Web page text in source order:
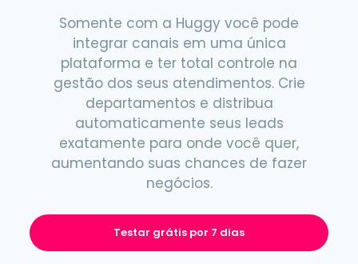
Somente com a Huggy você pode
integrar canais em uma única
plataforma e ter total controle na
gestão dos seus atendimentos. Crie
departamentos e distribua
automaticamente seus leads
exatamente para onde você quer,
aumentando suas chances de fazer
negócios.
Testar grátis por 7 dias